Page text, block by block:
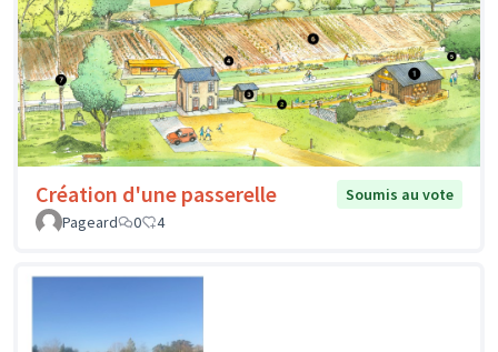
Création d'une passerelle
Soumis au vote
Pageard
0 4